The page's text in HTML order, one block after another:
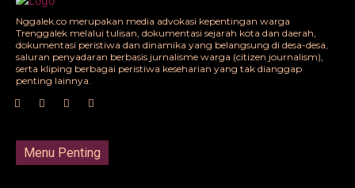
Nggalek.co merupakan media advokasi kepentingan warga
Trenggalek melalui tulisan, dokumentasi sejarah kota dan daerah,
dokumentasi peristiwa dan dinamika yang belangsung di desa-desa,
saluran penyadaran berbasis jurnalisme warga (citizen journalism),
serta kliping berbagai peristiwa keseharian yang tak dianggap
penting lainnya.
Menu Penting